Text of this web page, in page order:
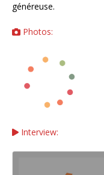
généreuse.
Photos:
Interview: